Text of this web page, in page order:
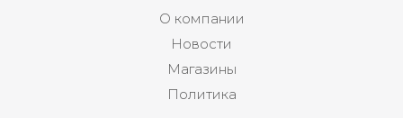
О компании
Новости
Магазины
Политика